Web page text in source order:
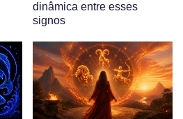
dinâmica entre esses
signos